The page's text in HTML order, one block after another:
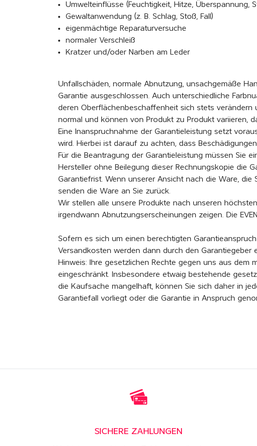
Umwelteinflüsse (Feuchtigkeit, Hitze, Überspannung,
Gewaltanwendung (z. B. Schlag, Stoß, Fall)
eigenmächtige Reparaturversuche
normaler Verschleiß
Kratzer und/oder Narben am Leder
Unfallschäden, normale Abnutzung, unsachgemäße
Garantie ausgeschlossen. Auch unterschiedliche
deren Oberflächenbeschaffenheit sich stets verändern
normal und können von Produkt zu Produkt variieren,
Eine Inanspruchnahme der Garantieleistung setzt
wird. Hierbei ist darauf zu achten, dass
Für die Beantragung der Garantieleistung müssen Sie
Hersteller ohne Beilegung dieser Rechnungskopie die
Garantiefrist. Wenn unserer Ansicht nach die Ware,
senden die Ware an Sie zurück.
Wir stellen alle unsere Produkte nach unseren
irgendwann Abnutzungserscheinungen zeigen. Die
Sofern es sich um einen berechtigten
Versandkosten werden dann durch den Garantiegeber
Hinweis: Ihre gesetzlichen Rechte gegen uns aus
eingeschränkt. Insbesondere etwaig bestehende
die Kaufsache mangelhaft, können Sie sich daher in
Garantiefall vorliegt oder die Garantie in Anspruch
SICHERE ZAHLUNGEN